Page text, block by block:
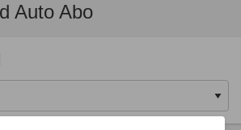
Auto Abo